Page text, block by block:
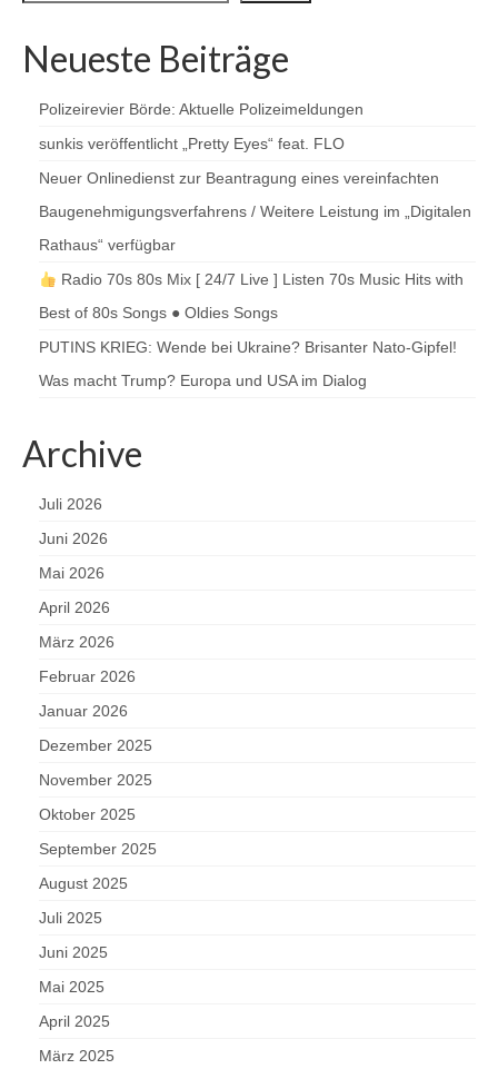
Neueste Beiträge
Polizeirevier Börde: Aktuelle Polizeimeldungen
sunkis veröffentlicht „Pretty Eyes“ feat. FLO
Neuer Onlinedienst zur Beantragung eines vereinfachten
Baugenehmigungsverfahrens / Weitere Leistung im „Digitalen
Rathaus“ verfügbar
Radio 70s 80s Mix [ 24/7 Live ] Listen 70s Music Hits with
Best of 80s Songs ● Oldies Songs
PUTINS KRIEG: Wende bei Ukraine? Brisanter Nato-Gipfel!
Was macht Trump? Europa und USA im Dialog
Archive
Juli 2026
Juni 2026
Mai 2026
April 2026
März 2026
Februar 2026
Januar 2026
Dezember 2025
November 2025
Oktober 2025
September 2025
August 2025
Juli 2025
Juni 2025
Mai 2025
April 2025
März 2025